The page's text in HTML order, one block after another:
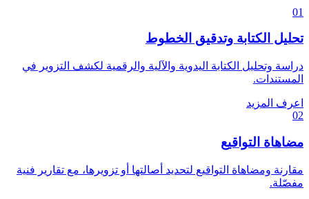
01
تحليل الكتابة وتدقيق الخطوط
دراسة وتحليل الكتابة اليدوية والآلية والرقمية لكشف التزوير في
المستندات.
اعرف المزيد
02
مضاهاة التواقيع
مقارنة ومضاهاة التواقيع لتحديد أصالتها أو تزويرها، مع تقارير فنية
مفصّلة.